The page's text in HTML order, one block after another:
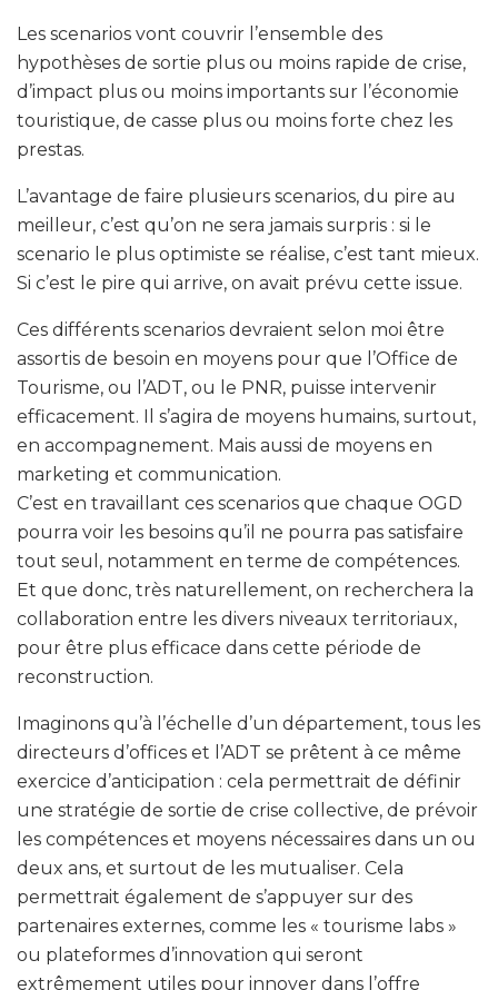
Les scenarios vont couvrir l’ensemble des
hypothèses de sortie plus ou moins rapide de crise,
d’impact plus ou moins importants sur l’économie
touristique, de casse plus ou moins forte chez les
prestas.
L’avantage de faire plusieurs scenarios, du pire au
meilleur, c’est qu’on ne sera jamais surpris : si le
scenario le plus optimiste se réalise, c’est tant mieux.
Si c’est le pire qui arrive, on avait prévu cette issue.
Ces différents scenarios devraient selon moi être
assortis de besoin en moyens pour que l’Office de
Tourisme, ou l’ADT, ou le PNR, puisse intervenir
efficacement. Il s’agira de moyens humains, surtout,
en accompagnement. Mais aussi de moyens en
marketing et communication.
C’est en travaillant ces scenarios que chaque OGD
pourra voir les besoins qu’il ne pourra pas satisfaire
tout seul, notamment en terme de compétences.
Et que donc, très naturellement, on recherchera la
collaboration entre les divers niveaux territoriaux,
pour être plus efficace dans cette période de
reconstruction.
Imaginons qu’à l’échelle d’un département, tous les
directeurs d’offices et l’ADT se prêtent à ce même
exercice d’anticipation : cela permettrait de définir
une stratégie de sortie de crise collective, de prévoir
les compétences et moyens nécessaires dans un ou
deux ans, et surtout de les mutualiser. Cela
permettrait également de s’appuyer sur des
partenaires externes, comme les « tourisme labs »
ou plateformes d’innovation qui seront
extrêmement utiles pour innover dans l’offre